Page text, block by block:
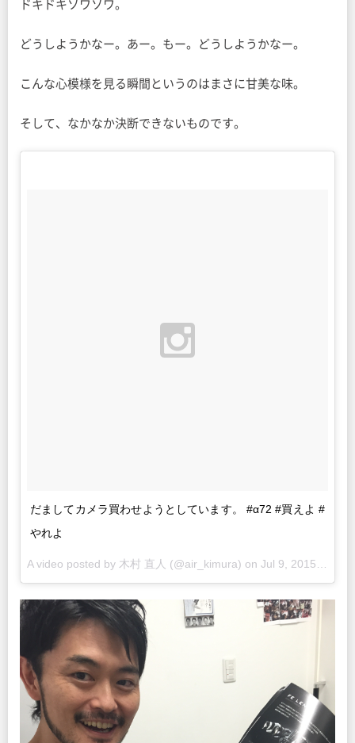
ドキドキソワソワ。
どうしようかなー。あー。もー。どうしようかなー。
こんな心模様を見る瞬間というのはまさに甘美な味。
そして、なかなか決断できないものです。
だましてカメラ買わせようとしています。 #α72 #買えよ #
やれよ
A video posted by 木村 直人 (@air_kimura) on Jul 9, 2015 at 1:31am PDT